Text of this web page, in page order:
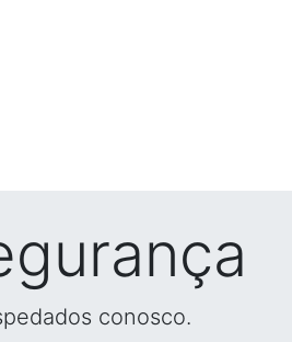
conosco.